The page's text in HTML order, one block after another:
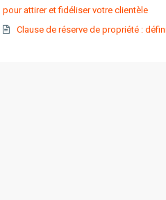
pour attirer et fidéliser votre clientèle
Clause de réserve de propriété :